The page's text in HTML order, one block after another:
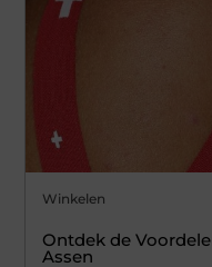
Winkelen
Ontdek de
Assen